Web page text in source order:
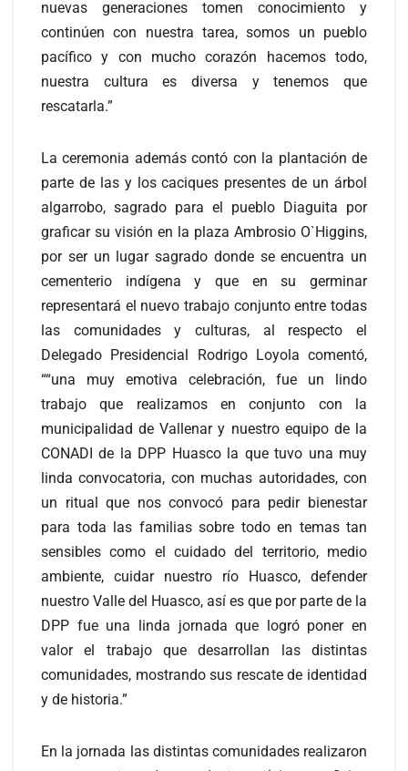
nuevas generaciones tomen conocimiento y
continúen con nuestra tarea, somos un pueblo
pacífico y con mucho corazón hacemos todo,
nuestra cultura es diversa y tenemos que
rescatarla.”
La ceremonia además contó con la plantación de
parte de las y los caciques presentes de un árbol
algarrobo, sagrado para el pueblo Diaguita por
graficar su visión en la plaza Ambrosio O`Higgins,
por ser un lugar sagrado donde se encuentra un
cementerio indígena y que en su germinar
representará el nuevo trabajo conjunto entre todas
las comunidades y culturas, al respecto el
Delegado Presidencial Rodrigo Loyola comentó,
““una muy emotiva celebración, fue un lindo
trabajo que realizamos en conjunto con la
municipalidad de Vallenar y nuestro equipo de la
CONADI de la DPP Huasco la que tuvo una muy
linda convocatoria, con muchas autoridades, con
un ritual que nos convocó para pedir bienestar
para toda las familias sobre todo en temas tan
sensibles como el cuidado del territorio, medio
ambiente, cuidar nuestro río Huasco, defender
nuestro Valle del Huasco, así es que por parte de la
DPP fue una linda jornada que logró poner en
valor el trabajo que desarrollan las distintas
comunidades, mostrando sus rescate de identidad
y de historia.”
En la jornada las distintas comunidades realizaron